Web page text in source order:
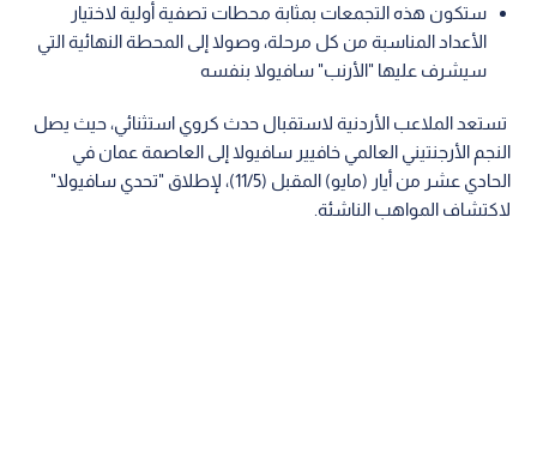
ستكون هذه التجمعات بمثابة محطات تصفية أولية لاختيار
الأعداد المناسبة من كل مرحلة، وصولا إلى المحطة النهائية التي
سيشرف عليها "الأرنب" سافيولا بنفسه
تستعد الملاعب الأردنية لاستقبال حدث كروي استثنائي، حيث يصل
النجم الأرجنتيني العالمي خافيير سافيولا إلى العاصمة عمان في
الحادي عشر من أيار (مايو) المقبل (11/5)، لإطلاق "تحدي سافيولا"
لاكتشاف المواهب الناشئة.